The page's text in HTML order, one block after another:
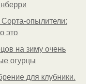
опылители:
это
на зиму очень
огурцы
для клубники.